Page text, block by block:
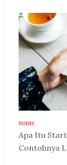
BISNIS
Apa Itu
Contohnya